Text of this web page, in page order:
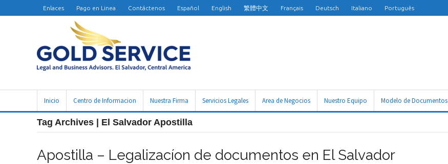
Enlaces Pago en Linea Contáctenos Español English 繁體中文 Français Deutsch Italiano Português
Inicio Centro de Informacion Nuestra Firma Servicios Legales Area de Negocios Nuestro Equipo Modelo de Documentos
Tag Archives | El Salvador Apostilla
Apostilla – Legalizacíon de documentos en El Salvador